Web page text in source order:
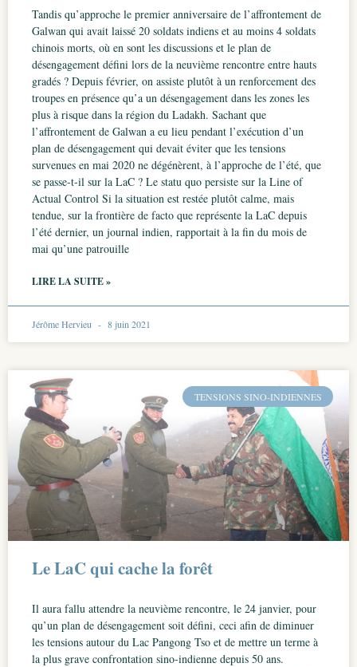
Tandis qu’approche le premier anniversaire de l’affrontement de
Galwan qui avait laissé 20 soldats indiens et au moins 4 soldats
chinois morts, où en sont les discussions et le plan de
désengagement défini lors de la neuvième rencontre entre hauts
gradés ? Depuis février, on assiste plutôt à un renforcement des
troupes en présence qu’a un désengagement dans les zones les
plus à risque dans la région du Ladakh. Sachant que
l’affrontement de Galwan a eu lieu pendant l’exécution d’un
plan de désengagement qui devait éviter que les tensions
survenues en mai 2020 ne dégénèrent, à l’approche de l’été, que
se passe-t-il sur la LaC ? Le statu quo persiste sur la Line of
Actual Control Si la situation est restée plutôt calme, mais
tendue, sur la frontière de facto que représente la LaC depuis
l’été dernier, un journal indien, rapportait à la fin du mois de
mai qu’une patrouille
LIRE LA SUITE »
Jérôme Hervieu 8 juin 2021
TENSIONS SINO-INDIENNES
Le LaC qui cache la forêt
Il aura fallu attendre la neuvième rencontre, le 24 janvier, pour
qu’un plan de désengagement soit défini, ceci afin de diminuer
les tensions autour du Lac Pangong Tso et de mettre un terme à
la plus grave confrontation sino-indienne depuis 50 ans.